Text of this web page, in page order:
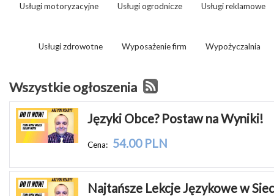
Usługi motoryzacyjne Usługi ogrodnicze Usługi reklamowe
Usługi zdrowotne Wyposażenie firm Wypożyczalnia
Wszystkie ogłoszenia
Języki Obce? Postaw na Wyniki!
Cena: 54.00 PLN
Najtańsze Lekcje Językowe w